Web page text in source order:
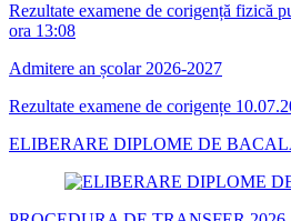
Rezultate examene de corigență fizică
ora 13:08
Admitere an școlar 2026-2027
Rezultate examene de corigențe
ELIBERARE DIPLOME DE